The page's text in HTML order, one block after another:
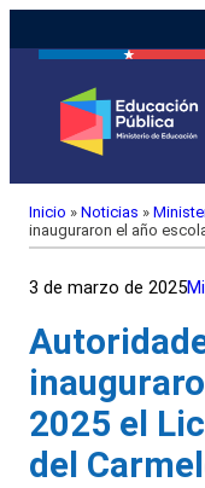
Inicio » Noticias »
inauguraron el año
3 de marzo de 2025
2025 el
del